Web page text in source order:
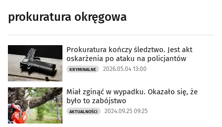
prokuratura okręgowa
Prokuratura kończy śledztwo. Jest akt
oskarżenia po ataku na policjantów
KRYMINALNE 2026.05.04 13:00
Miał zginąć w wypadku. Okazało się, że
było to zabójstwo
AKTUALNOŚCI 2024.09.25 09:25